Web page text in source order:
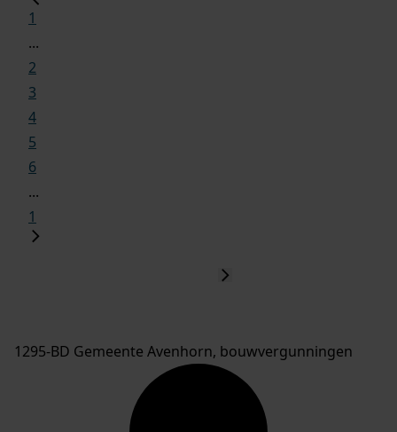
1
...
2
3
4
5
6
...
1
1295-BD Gemeente Avenhorn, bouwvergunningen